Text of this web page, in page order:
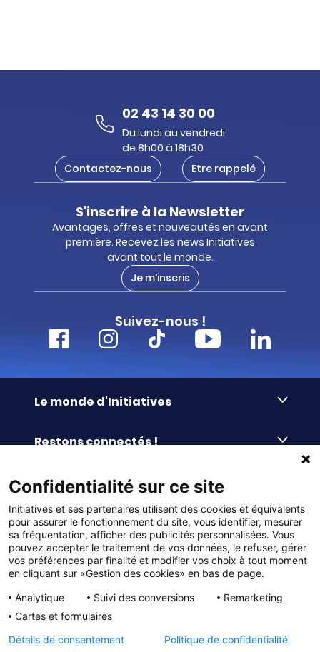
02 43 14 30 00
Du lundi au vendredi
de 8h00 à 18h30
Contactez-nous
Etre rappelé
S'inscrire à la Newsletter
Avantages, offres et nouveautés en avant
première. Recevez les news Initiatives
avant tout le monde.
Je m'inscris
Suivez-nous !
Le monde d'Initiatives
Le Fond’Actions Initiatives
Enquête de satisfaction
Restons connectés !
Le blog
La newsletter
Commander facilement
Commande par référence
Catalogues à télécharger
Panier
La livraison
Le paiement
Services & FAQ
Reprise des invendus
Paiement différé sans frais
100% Satisfait ou Remboursé
Le service Après-Vente
Liens pratiques
© DMP Initiatives 10 avenue Georges Auric - 72021
LE MANS CEDEX 2
Initiatives est le spécialiste français des solutions de
collecte de fonds pour les établissements scolaires
primaires, maternelles, aux collèges et lycées, aux
associations scolaires (APE, APEL, OGEC, sou des écoles,
Confidentialité sur ce site
Initiatives et ses partenaires utilisent des cookies et équivalents
pour assurer le fonctionnement du site, vous identifier, mesurer
sa fréquentation, afficher des publicités personnalisées. Vous
pouvez accepter le traitement de vos données, le refuser, gérer
vos préférences par finalité et modifier vos choix à tout moment
en cliquant sur «Gestion des cookies» en bas de page.
Analytique
Suivi des conversions
Remarketing
Cartes et formulaires
Détails de consentement
Politique de confidentialité